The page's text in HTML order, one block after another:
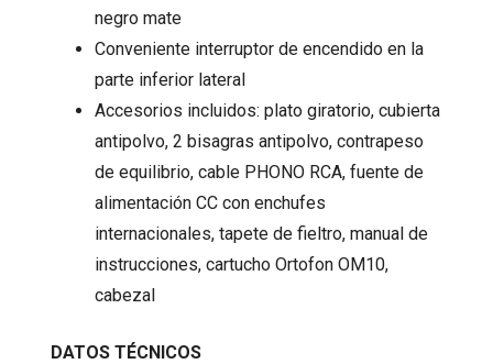
negro mate
Conveniente interruptor de encendido en la
parte inferior lateral
Accesorios incluidos: plato giratorio, cubierta
antipolvo, 2 bisagras antipolvo, contrapeso
de equilibrio, cable PHONO RCA, fuente de
alimentación CC con enchufes
internacionales, tapete de fieltro, manual de
instrucciones, cartucho Ortofon OM10,
cabezal
DATOS TÉCNICOS